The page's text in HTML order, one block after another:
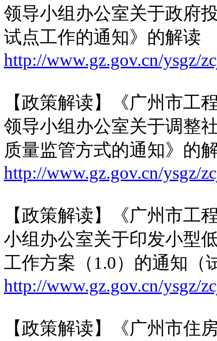
领导小组办公室关于政府
试点工作的通知》的解读
http://www.gz.gov.cn/ysgz/
【政策解读】《广州市工
领导小组办公室关于调整
质量监管方式的通知》的
http://www.gz.gov.cn/ysgz/
【政策解读】《广州市工
小组办公室关于印发小型
工作方案（1.0）的通知（
http://www.gz.gov.cn/ysgz/
【政策解读】《广州市住